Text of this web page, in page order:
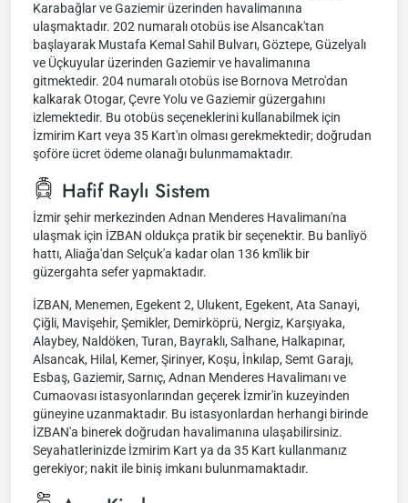
Karabağlar ve Gaziemir üzerinden havalimanına
ulaşmaktadır. 202 numaralı otobüs ise Alsancak'tan
başlayarak Mustafa Kemal Sahil Bulvarı, Göztepe, Güzelyalı
ve Üçkuyular üzerinden Gaziemir ve havalimanına
gitmektedir. 204 numaralı otobüs ise Bornova Metro'dan
kalkarak Otogar, Çevre Yolu ve Gaziemir güzergahını
izlemektedir. Bu otobüs seçeneklerini kullanabilmek için
İzmirim Kart veya 35 Kart'ın olması gerekmektedir; doğrudan
şoföre ücret ödeme olanağı bulunmamaktadır.
Hafif Raylı Sistem
İzmir şehir merkezinden Adnan Menderes Havalimanı'na
ulaşmak için İZBAN oldukça pratik bir seçenektir. Bu banliyö
hattı, Aliağa'dan Selçuk'a kadar olan 136 km'lik bir
güzergahta sefer yapmaktadır.
İZBAN, Menemen, Egekent 2, Ulukent, Egekent, Ata Sanayi,
Çiğli, Mavişehir, Şemikler, Demirköprü, Nergiz, Karşıyaka,
Alaybey, Naldöken, Turan, Bayraklı, Salhane, Halkapınar,
Alsancak, Hilal, Kemer, Şirinyer, Koşu, İnkılap, Semt Garajı,
Esbaş, Gaziemir, Sarnıç, Adnan Menderes Havalimanı ve
Cumaovası istasyonlarından geçerek İzmir'in kuzeyinden
güneyine uzanmaktadır. Bu istasyonlardan herhangi birinde
İZBAN'a binerek doğrudan havalimanına ulaşabilirsiniz.
Seyahatlerinizde İzmirim Kart ya da 35 Kart kullanmanız
gerekiyor; nakit ile biniş imkanı bulunmamaktadır.